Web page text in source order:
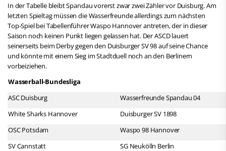
In der Tabelle bleibt Spandau vorerst zwar zwei Zähler vor Duisburg. Am
letzten Spieltag müssen die Wasserfreunde allerdings zum nächsten
Top-Spiel bei Tabellenführer Waspo Hannover antreten, der in dieser
Saison noch keinen Punkt liegen gelassen hat. Der ASCD lauert
seinerseits beim Derby gegen den Duisburger SV 98 auf seine Chance
und könnte mit einem Sieg im Stadtduell noch an den Berlinern
vorbeiziehen.
Wasserball-Bundesliga
ASC Duisburg
Wasserfreunde Spandau 04
White Sharks Hannover
Duisburger SV 1898
OSC Potsdam
Waspo 98 Hannover
SV Cannstatt
SG Neukölln Berlin